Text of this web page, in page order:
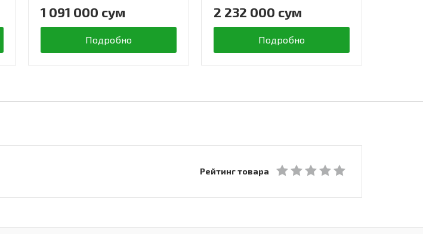
1 091 000 сум
Подробно
2 232 000 сум
Подробно
Рейтинг товара